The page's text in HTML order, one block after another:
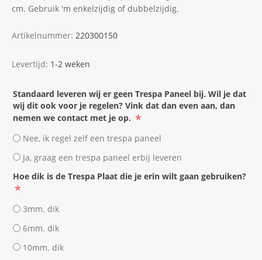
cm. Gebruik 'm enkelzijdig of dubbelzijdig.
Artikelnummer: 220300150
Levertijd: 1-2 weken
Standaard leveren wij er geen Trespa Paneel bij. Wil je dat
wij dit ook voor je regelen? Vink dat dan even aan, dan
nemen we contact met je op. *
Nee, ik regel zelf een trespa paneel
Ja, graag een trespa paneel erbij leveren
Hoe dik is de Trespa Plaat die je erin wilt gaan gebruiken?
*
3mm. dik
6mm. dik
10mm. dik